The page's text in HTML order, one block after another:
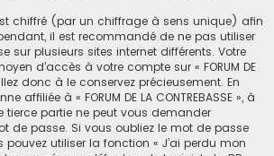
chiffré (par un chiffrage à sens unique) afin
il est recommandé de ne pas utiliser
sur plusieurs sites internet différents. Votre
d’accès à votre compte sur « FORUM DE
donc à le conservez précieusement. En
affiliée à « FORUM DE LA CONTREBASSE », à
tierce partie ne peut vous demander
de passe. Si vous oubliez le mot de passe
pouvez utiliser la fonction « J’ai perdu mon